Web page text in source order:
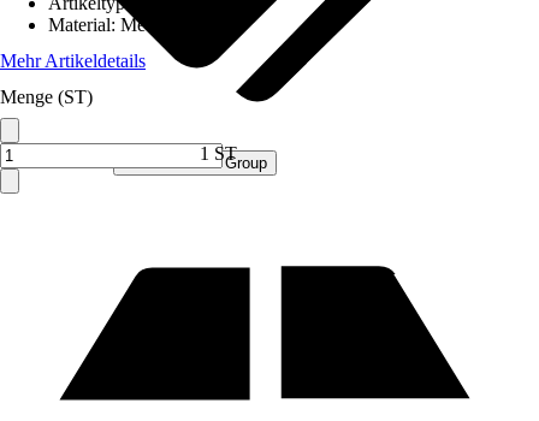
Verkauf durch: Procommerce Group
Material: Metall
Mehr Artikeldetails
Menge (ST)
1 ST